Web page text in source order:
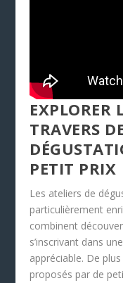
EXPLORER
TRAVERS
PETIT PRIX
Les ateliers de
particulièrement
combinent
s’inscrivant dans
appréciable. De
proposés par de